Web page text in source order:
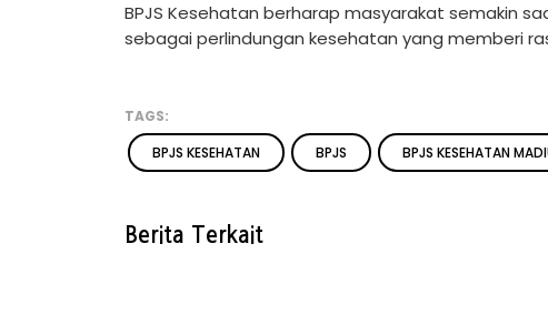
BPJS Kesehatan berharap masyarakat semakin
sebagai perlindungan kesehatan yang memberi
TAGS:
BPJS KESEHATAN
BPJS BPJS KESEHATAN
Berita Terkait